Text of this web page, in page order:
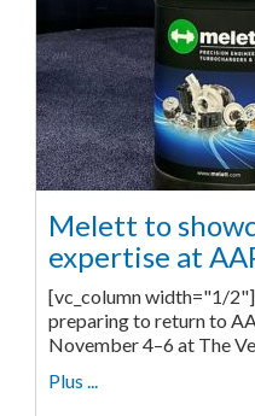
Melett to
expertise at
[vc_column width="1/
preparing to return to
November 4–6 at The
Plus ...